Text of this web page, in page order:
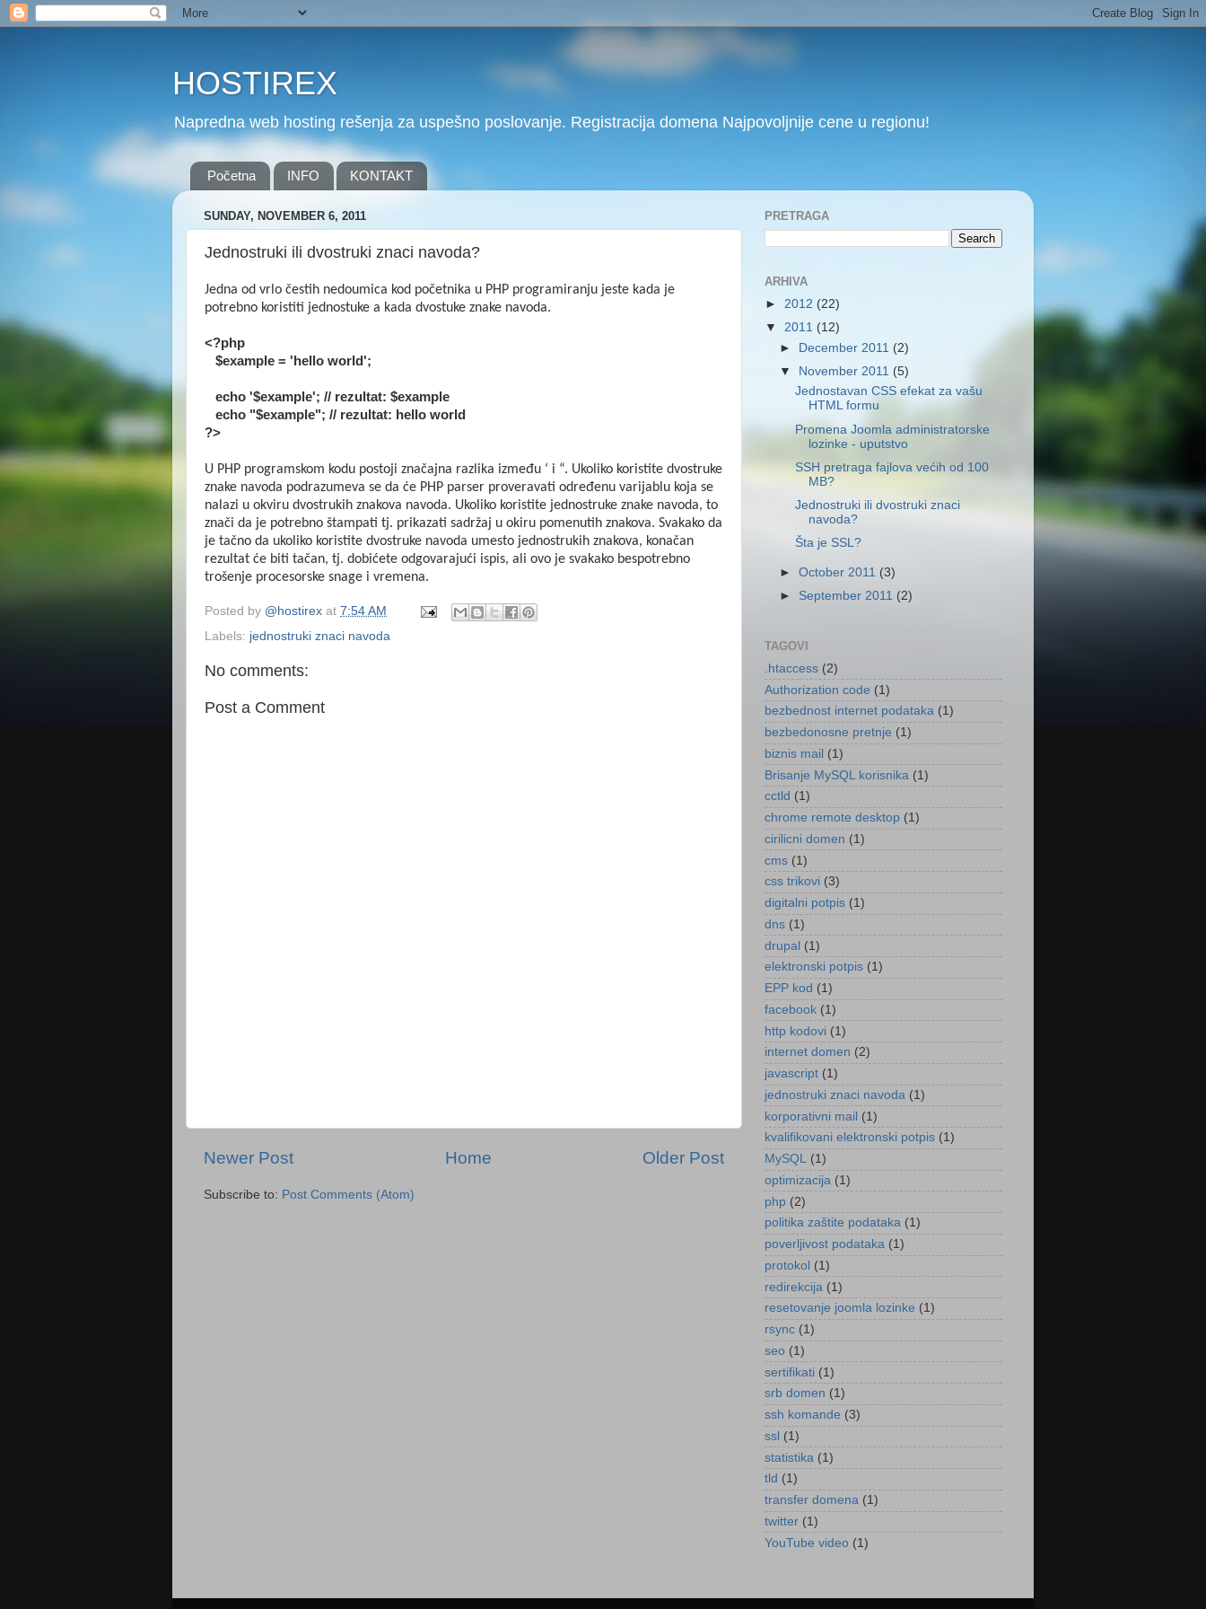
HOSTIREX
Napredna web hosting rešenja za uspešno poslovanje. Registracija domena Najpovoljnije cene u regionu!
Početna INFO KONTAKT
SUNDAY, NOVEMBER 6, 2011
Jednostruki ili dvostruki znaci navoda?
Jedna od vrlo čestih nedoumica kod početnika u PHP programiranju jeste kada je
potrebno koristiti jednostuke a kada dvostuke znake navoda.
<?php
$example = 'hello world';
echo '$example'; // rezultat: $example
echo "$example"; // rezultat: hello world
?>
U PHP programskom kodu postoji značajna razlika između ‘ i “. Ukoliko koristite dvostruke
znake navoda podrazumeva se da će PHP parser proveravati određenu varijablu koja se
nalazi u okviru dvostrukih znakova navoda. Ukoliko koristite jednostruke znake navoda, to
znači da je potrebno štampati tj. prikazati sadržaj u okiru pomenutih znakova. Svakako da
je tačno da ukoliko koristite dvostruke navoda umesto jednostrukih znakova, konačan
rezultat će biti tačan, tj. dobićete odgovarajući ispis, ali ovo je svakako bespotrebno
trošenje procesorske snage i vremena.
Posted by @hostirex at 7:54 AM
Labels: jednostruki znaci navoda
No comments:
Post a Comment
Newer Post Older Post
Home
Subscribe to: Post Comments (Atom)
PRETRAGA
ARHIVA
► 2012 (22)
▼ 2011 (12)
► December 2011 (2)
▼ November 2011 (5)
Jednostavan CSS efekat za vašu
HTML formu
Promena Joomla administratorske
lozinke - uputstvo
SSH pretraga fajlova većih od 100
MB?
Jednostruki ili dvostruki znaci
navoda?
Šta je SSL?
►October 2011 (3)
► September 2011 (2)
TAGOVI
.htaccess (2)
Authorization code (1)
bezbednost internet podataka (1)
bezbedonosne pretnje (1)
biznis mail (1)
Brisanje MySQL korisnika (1)
cctld (1)
chrome remote desktop (1)
cirilicni domen (1)
cms (1)
css trikovi (3)
digitalni potpis (1)
dns (1)
drupal (1)
elektronski potpis (1)
EPP kod (1)
facebook (1)
http kodovi (1)
internet domen (2)
javascript (1)
jednostruki znaci navoda (1)
korporativni mail (1)
kvalifikovani elektronski potpis (1)
MySQL (1)
optimizacija (1)
php (2)
politika zaštite podataka (1)
poverljivost podataka (1)
protokol (1)
redirekcija (1)
resetovanje joomla lozinke (1)
rsync (1)
seo (1)
sertifikati (1)
srb domen (1)
ssh komande (3)
ssl (1)
statistika (1)
tld (1)
transfer domena (1)
twitter (1)
YouTube video (1)